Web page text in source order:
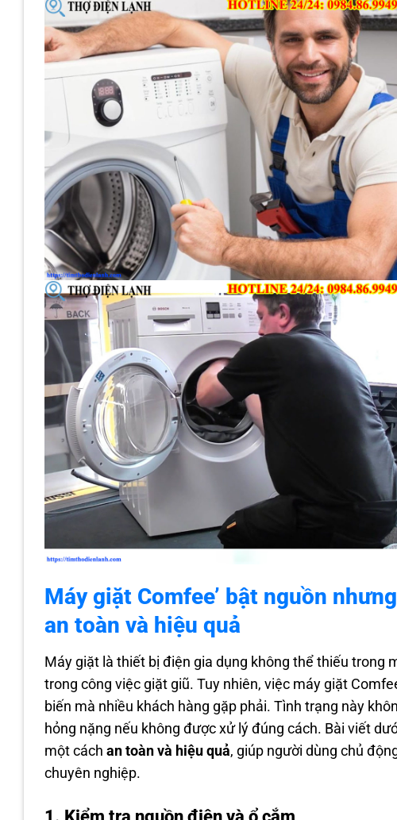
Máy giặt Comfee’ bật nguồn
an toàn và hiệu quả
Máy giặt là thiết bị điện gia dụng không thể thiếu trong
trong công việc giặt giũ. Tuy nhiên, việc máy giặt
biến mà nhiều khách hàng gặp phải. Tình trạng này
hỏng nặng nếu không được xử lý đúng cách. Bài viết
một cáchan toàn và hiệu quả, giúp người dùng chủ
chuyên nghiệp.